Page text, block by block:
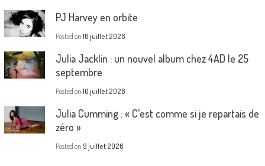
PJ Harvey en orbite
Posted on 16 juillet 2026
Julia Jacklin : un nouvel album chez 4AD le 25
septembre
Posted on 10 juillet 2026
Julia Cumming : « C’est comme si je repartais de
zéro »
Posted on 9 juillet 2026